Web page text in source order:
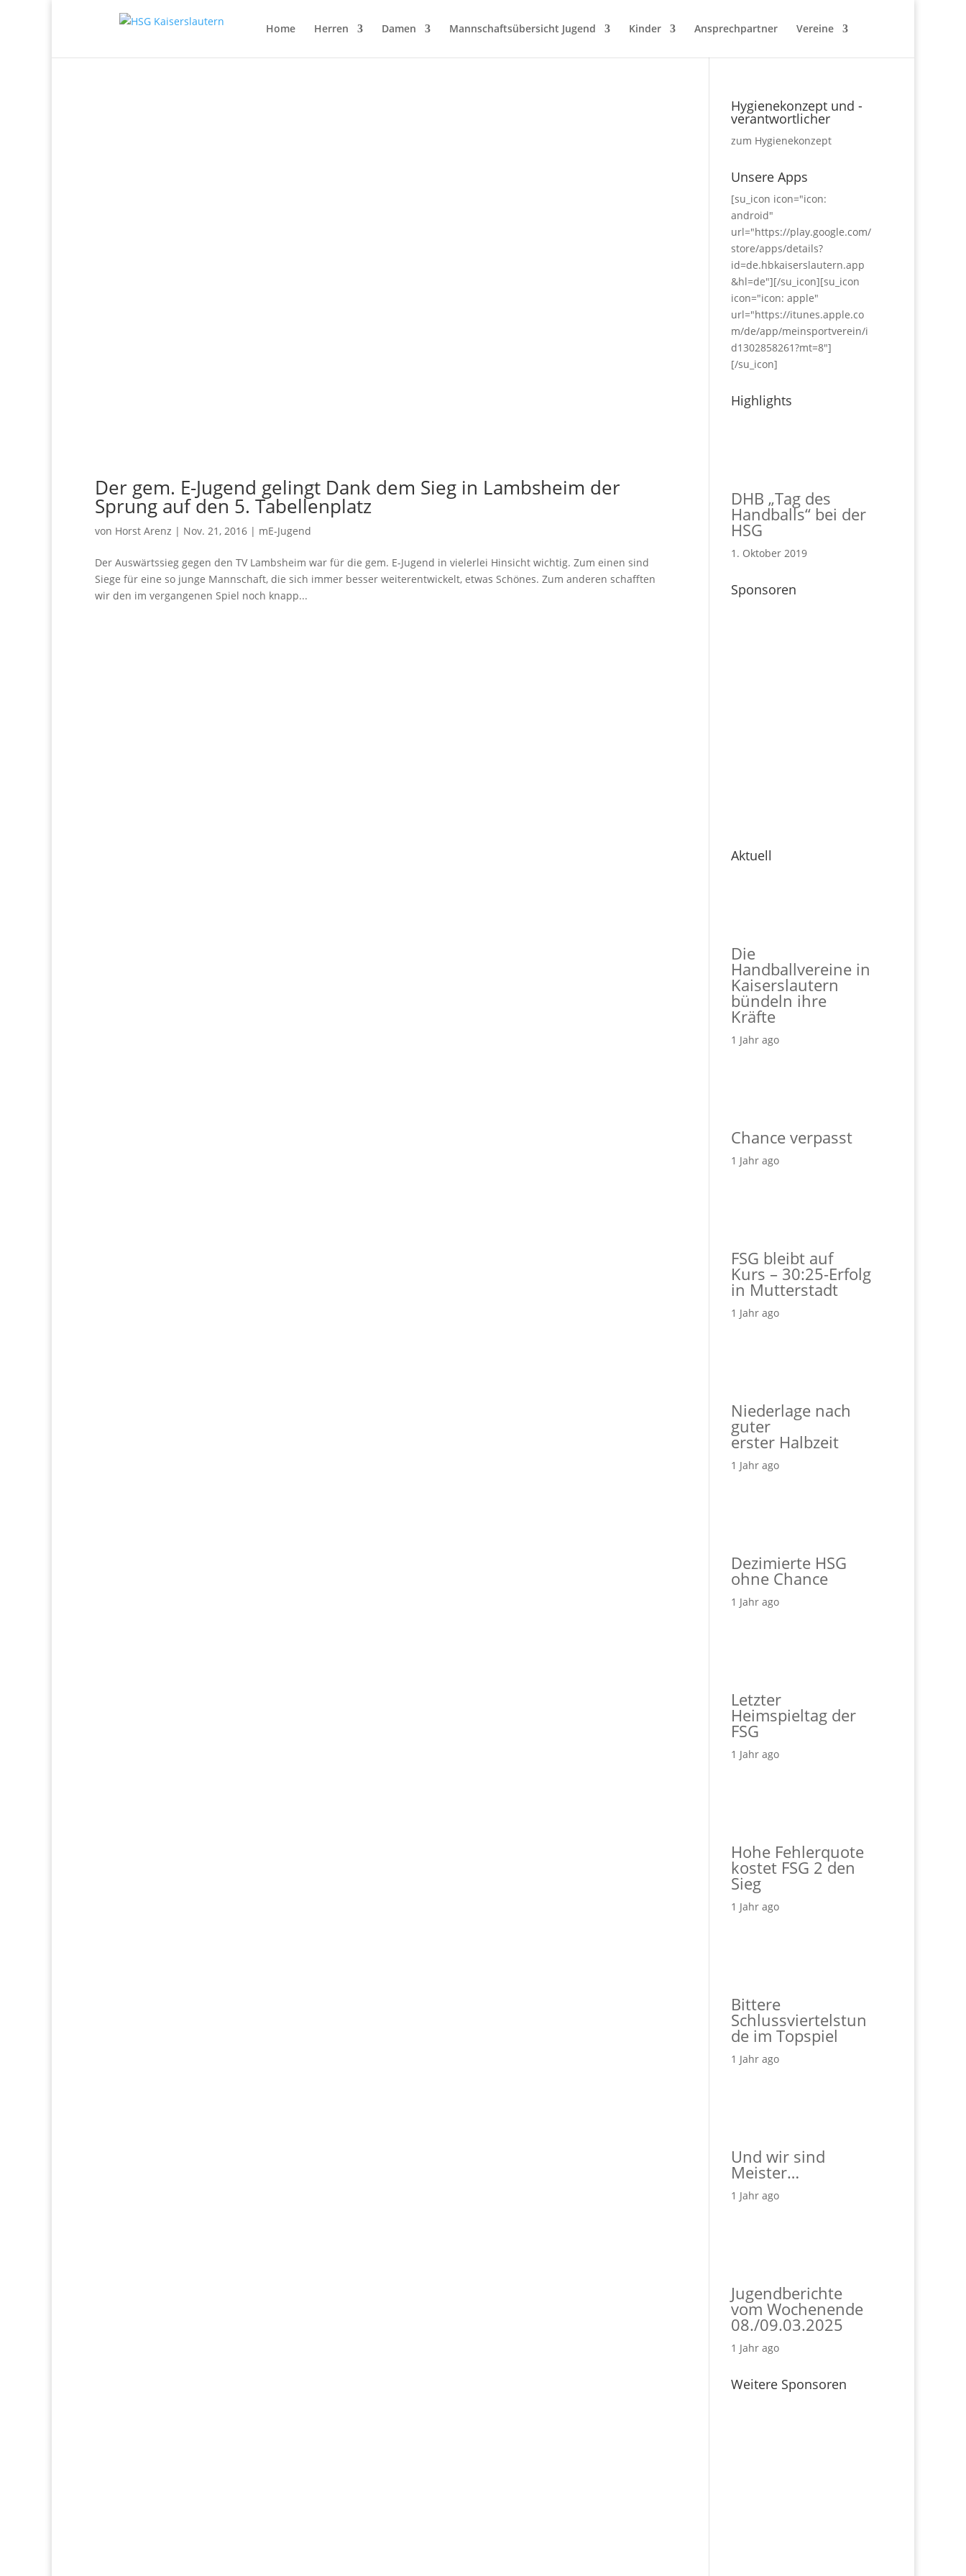
Home Herren Damen Mannschaftsübersicht Jugend Kinder Ansprechpartner Vereine
Der gem. E-Jugend gelingt Dank dem Sieg in Lambsheim der
Sprung auf den 5. Tabellenplatz
von Horst Arenz | Nov. 21, 2016 | mE-Jugend
Der Auswärtssieg gegen den TV Lambsheim war für die gem. E-Jugend in vielerlei Hinsicht wichtig. Zum einen sind
Siege für eine so junge Mannschaft, die sich immer besser weiterentwickelt, etwas Schönes. Zum anderen schafften
wir den im vergangenen Spiel noch knapp...
Hygienekonzept und -
verantwortlicher
zum Hygienekonzept
Unsere Apps
[su_icon icon="icon:
android"
url="https://play.google.com/
store/apps/details?
id=de.hbkaiserslautern.app
&hl=de"][/su_icon][su_icon
icon="icon: apple"
url="https://itunes.apple.co
m/de/app/meinsportverein/i
d1302858261?mt=8"]
[/su_icon]
Highlights
DHB „Tag des
Handballs“ bei der
HSG
1. Oktober 2019
Sponsoren
Aktuell
Die
Handballvereine in
Kaiserslautern
bündeln ihre
Kräfte
1 Jahr ago
Chance verpasst
1 Jahr ago
FSG bleibt auf
Kurs – 30:25-Erfolg
in Mutterstadt
1 Jahr ago
Niederlage nach
guter
erster Halbzeit
1 Jahr ago
Dezimierte HSG
ohne Chance
1 Jahr ago
Letzter
Heimspieltag der
FSG
1 Jahr ago
Hohe Fehlerquote
kostet FSG 2 den
Sieg
1 Jahr ago
Bittere
Schlussviertelstun
de im Topspiel
1 Jahr ago
Und wir sind
Meister…
1 Jahr ago
Jugendberichte
vom Wochenende
08./09.03.2025
1 Jahr ago
Weitere Sponsoren